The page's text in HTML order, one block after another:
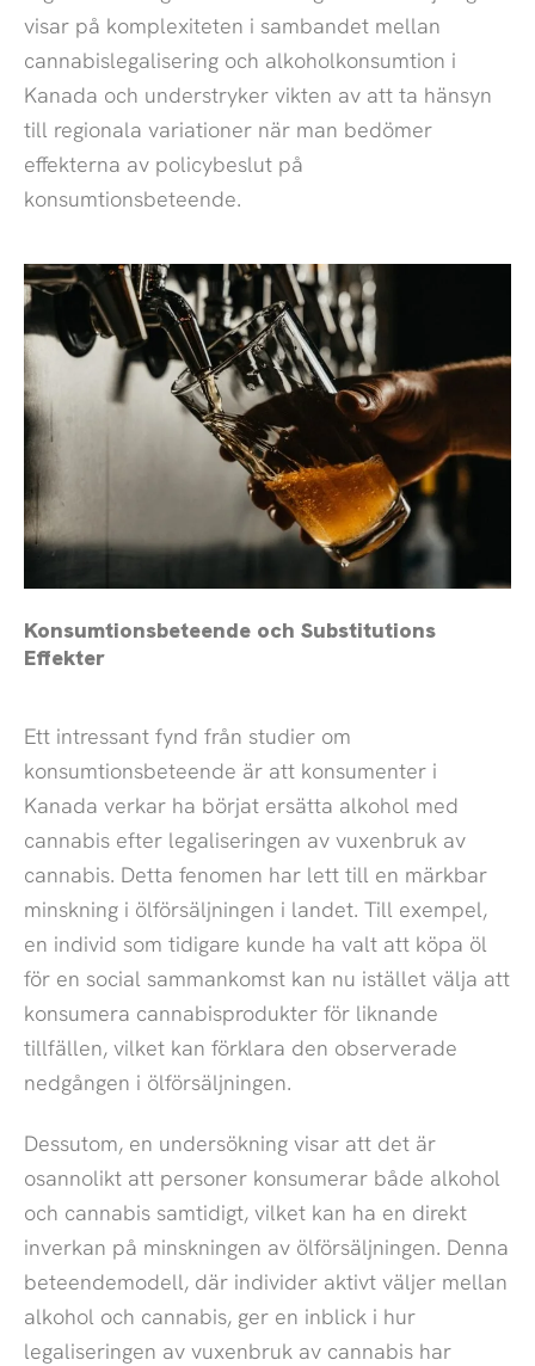
visar på komplexiteten i sambandet mellan
cannabislegalisering och alkoholkonsumtion i
Kanada och understryker vikten av att ta hänsyn
till regionala variationer när man bedömer
effekterna av policybeslut på
konsumtionsbeteende.
Konsumtionsbeteende och Substitutions
Effekter
Ett intressant fynd från studier om
konsumtionsbeteende är att konsumenter i
Kanada verkar ha börjat ersätta alkohol med
cannabis efter legaliseringen av vuxenbruk av
cannabis. Detta fenomen har lett till en märkbar
minskning i ölförsäljningen i landet. Till exempel,
en individ som tidigare kunde ha valt att köpa öl
för en social sammankomst kan nu istället välja att
konsumera cannabisprodukter för liknande
tillfällen, vilket kan förklara den observerade
nedgången i ölförsäljningen.
Dessutom, en undersökning visar att det är
osannolikt att personer konsumerar både alkohol
och cannabis samtidigt, vilket kan ha en direkt
inverkan på minskningen av ölförsäljningen. Denna
beteendemodell, där individer aktivt väljer mellan
alkohol och cannabis, ger en inblick i hur
legaliseringen av vuxenbruk av cannabis har